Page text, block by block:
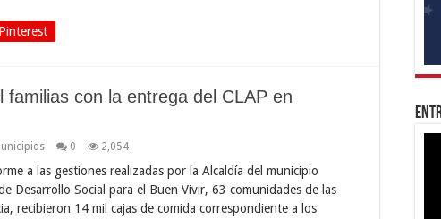
Pinterest
familias con la entrega del CLAP en
0 2,054
a las gestiones realizadas por la Alcaldía del municipio
Desarrollo Social para el Buen Vivir, 63 comunidades de las
recibieron 14 mil cajas de comida correspondiente a los